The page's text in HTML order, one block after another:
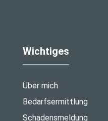
Wichtiges
Über mich
Bedarfsermittlung
Schadensmeldung